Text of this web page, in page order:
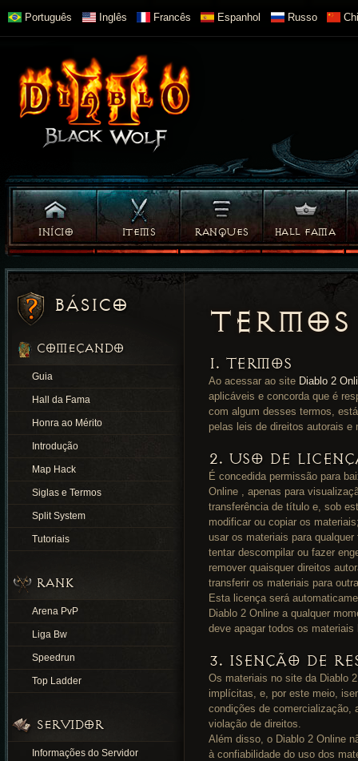
Português Inglês Francês Espanhol Russo
INÍCIO ITEMS RANQUES HALL FAMA
BÁSICO
COMEÇANDO
Guia
Hall da Fama
Honra ao Mérito
Introdução
Map Hack
Siglas e Termos
Split System
Tutoriais
RANK
Arena PvP
Liga Bw
Speedrun
Top Ladder
SERVIDOR
Informações do Servidor
1. TERMOS
Ao acessar ao site Diablo 2
aplicáveis ​​e concorda que é
com algum desses termos,
pelas leis de direitos autorais
2. USO DE
É concedida permissão para
Online , apenas para
transferência de título e, sob
modificar ou copiar os
usar os materiais para
tentar descompilar ou fazer
remover quaisquer direitos
transferir os materiais para
Esta licença será
Diablo 2 Online a qualquer
deve apagar todos os
3. ISENÇÃO DE
Os materiais no site da Diablo
implícitas, e, por este meio,
condições de comercialização,
violação de direitos.
Além disso, o Diablo 2 Online
à confiabilidade do uso dos